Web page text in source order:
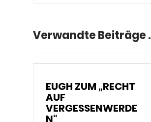
Verwandte Beiträge
EUGH ZUM „RECHT
AUF
VERGESSENWERDE
N“